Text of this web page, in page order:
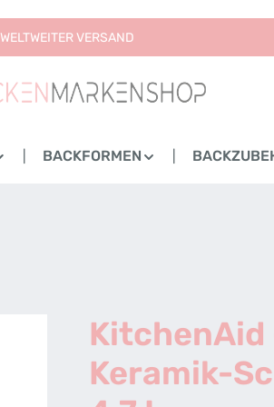
WELTWEITER VERSAND
BACKFORMEN
KitchenAid
Keramik-